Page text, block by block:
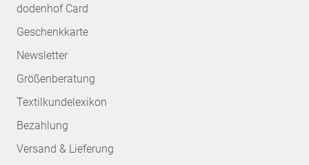
dodenhof Card
Geschenkkarte
Newsletter
Größenberatung
Textilkundelexikon
Bezahlung
Versand & Lieferung